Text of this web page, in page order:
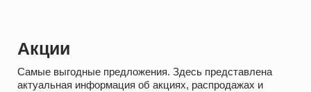
Акции
Самые выгодные предложения. Здесь представлена
актуальная информация об акциях, распродажах и